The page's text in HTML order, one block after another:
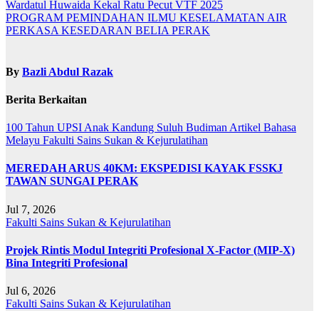
Navigasi
kiriman
Wardatul Huwaida Kekal Ratu Pecut VTF 2025
PROGRAM PEMINDAHAN ILMU KESELAMATAN AIR
PERKASA KESEDARAN BELIA PERAK
By Bazli Abdul Razak
Berita Berkaitan
100 Tahun UPSI Anak Kandung Suluh Budiman Artikel Bahasa
Melayu Fakulti Sains Sukan & Kejurulatihan
MEREDAH ARUS 40KM: EKSPEDISI KAYAK FSSKJ
TAWAN SUNGAI PERAK
Jul 7, 2026
Fakulti Sains Sukan & Kejurulatihan
Projek Rintis Modul Integriti Profesional X-Factor (MIP-X)
Bina Integriti Profesional
Jul 6, 2026
Fakulti Sains Sukan & Kejurulatihan